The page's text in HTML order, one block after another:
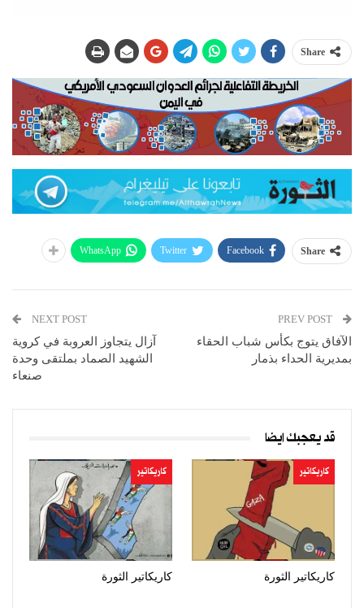
Share
Share
Facebook
Twitter
WhatsApp
الآفاق يتوج بكأس شباب الحقاء
بمديرية الحداء بذمار
NEXT POST
آزال يتجاوز العروبة في كروية
الشهيد الصماد بملتقى وحدة
صنعاء
قد يعجبك ايضا
كاريكاتير
كاريكاتير الثورة
كاريكاتير
كاريكاتير الثورة